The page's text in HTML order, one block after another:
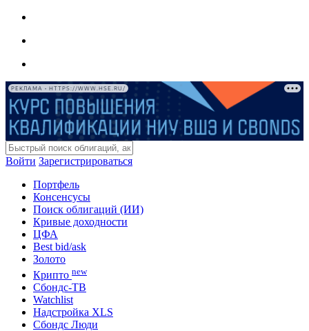
РЕКЛАМА • HTTPS://WWW.HSE.RU/
Войти Зарегистрироваться
Портфель
Консенсусы
Поиск облигаций (ИИ)
Кривые доходности
ЦФА
Best bid/ask
Золото
Крипто new
Сбондс-ТВ
Watchlist
Надстройка XLS
Сбондс Люди